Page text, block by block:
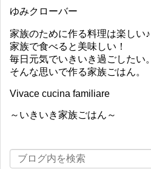
ゆみクローバー
家族のために作る料理は楽しい♪
家族で食べると美味しい！
毎日元気でいきいき過ごしたい。
そんな思いで作る家族ごはん。
Vivace cucina familiare
～いきいき家族ごはん～